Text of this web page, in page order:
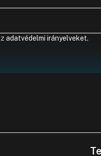
adatvédelmi irányelveket.